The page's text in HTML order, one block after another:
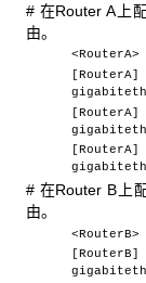
# 在Router A上
由。
# 在Router B上
由。